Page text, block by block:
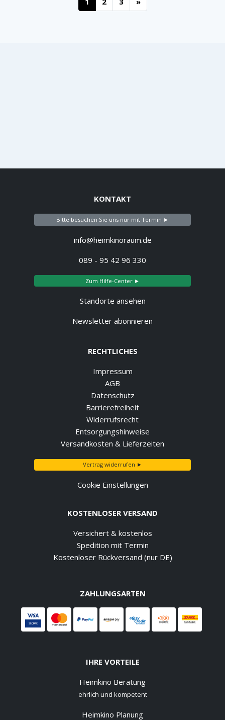
KONTAKT
Bitte besuchen Sie uns nur mit Termin ►
info@heimkinoraum.de
089 - 95 42 96 330
Zum Hilfe-Center ►
Standorte ansehen
Newsletter abonnieren
RECHTLICHES
Impressum
AGB
Datenschutz
Barrierefreiheit
Widerrufsrecht
Entsorgungshinweise
Versandkosten & Lieferzeiten
Vertrag widerrufen ►
Cookie Einstellungen
KOSTENLOSER VERSAND
Versichert & kostenlos
Spedition mit Termin
Kostenloser Rückversand (nur DE)
ZAHLUNGSARTEN
IHRE VORTEILE
Heimkino Beratung
ehrlich und kompetent
Heimkino Planung